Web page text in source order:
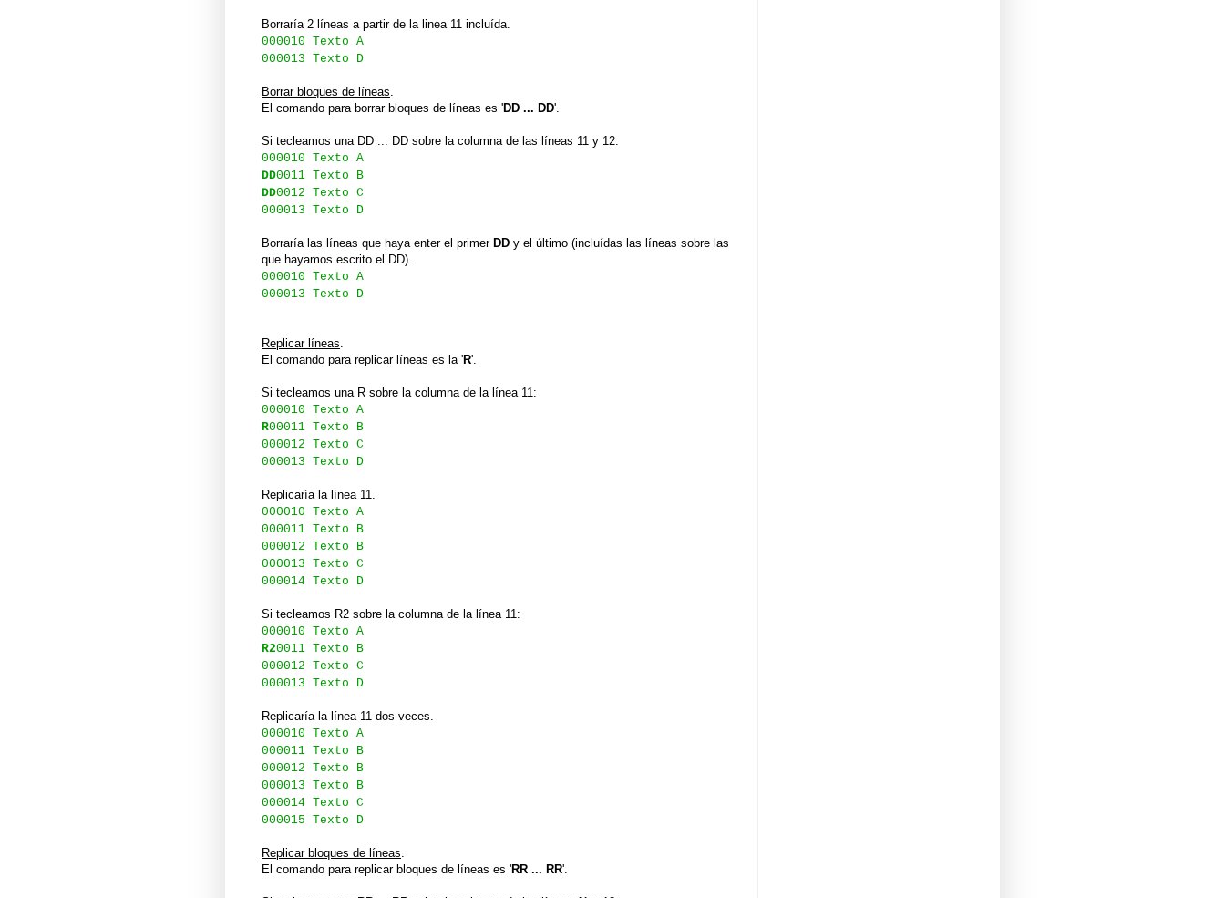
Borraría 2 líneas a partir de la linea 11 incluída.
000010 Texto A
000013 Texto D
Borrar bloques de líneas.
El comando para borrar bloques de líneas es 'DD ... DD'.
Si tecleamos una DD ... DD sobre la columna de las líneas 11 y 12:
000010 Texto A
DD0011 Texto B
DD0012 Texto C
000013 Texto D
Borraría las líneas que haya enter el primer DD y el último (incluídas las líneas sobre las
que hayamos escrito el DD).
000010 Texto A
000013 Texto D
Replicar líneas.
El comando para replicar líneas es la 'R'.
Si tecleamos una R sobre la columna de la línea 11:
000010 Texto A
R00011 Texto B
000012 Texto C
000013 Texto D
Replicaría la línea 11.
000010 Texto A
000011 Texto B
000012 Texto B
000013 Texto C
000014 Texto D
Si tecleamos R2 sobre la columna de la línea 11:
000010 Texto A
R20011 Texto B
000012 Texto C
000013 Texto D
Replicaría la línea 11 dos veces.
000010 Texto A
000011 Texto B
000012 Texto B
000013 Texto B
000014 Texto C
000015 Texto D
Replicar bloques de líneas.
El comando para replicar bloques de líneas es 'RR ... RR'.